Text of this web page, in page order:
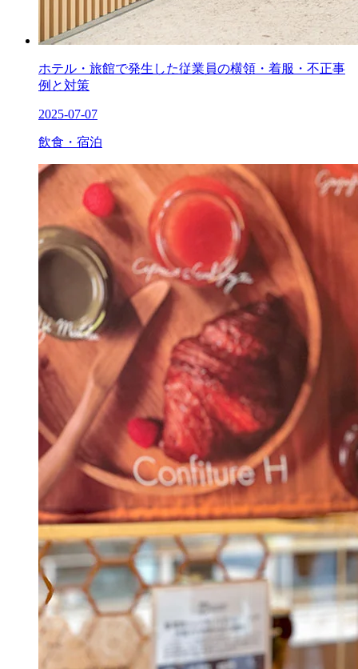
ホテル・旅館で発生した従業員の横領・着服・不正事
例と対策
2025-07-07
飲食・宿泊